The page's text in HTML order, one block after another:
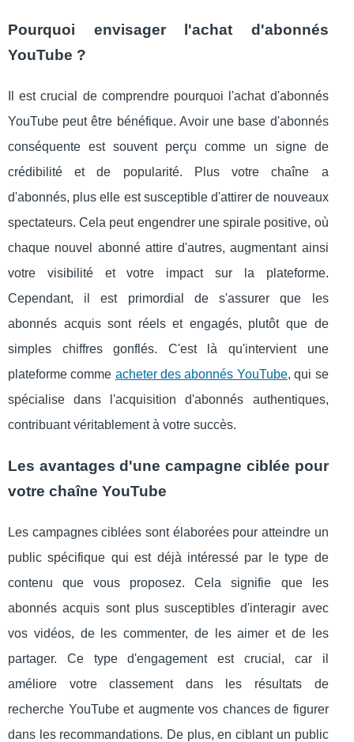
Pourquoi envisager l'achat d'abonnés
YouTube ?
Il est crucial de comprendre pourquoi l'achat d'abonnés
YouTube peut être bénéfique. Avoir une base d'abonnés
conséquente est souvent perçu comme un signe de
crédibilité et de popularité. Plus votre chaîne a
d'abonnés, plus elle est susceptible d'attirer de nouveaux
spectateurs. Cela peut engendrer une spirale positive, où
chaque nouvel abonné attire d'autres, augmentant ainsi
votre visibilité et votre impact sur la plateforme.
Cependant, il est primordial de s'assurer que les
abonnés acquis sont réels et engagés, plutôt que de
simples chiffres gonflés. C'est là qu'intervient une
plateforme comme acheter des abonnés YouTube, qui se
spécialise dans l'acquisition d'abonnés authentiques,
contribuant véritablement à votre succès.
Les avantages d'une campagne ciblée pour
votre chaîne YouTube
Les campagnes ciblées sont élaborées pour atteindre un
public spécifique qui est déjà intéressé par le type de
contenu que vous proposez. Cela signifie que les
abonnés acquis sont plus susceptibles d'interagir avec
vos vidéos, de les commenter, de les aimer et de les
partager. Ce type d'engagement est crucial, car il
améliore votre classement dans les résultats de
recherche YouTube et augmente vos chances de figurer
dans les recommandations. De plus, en ciblant un public